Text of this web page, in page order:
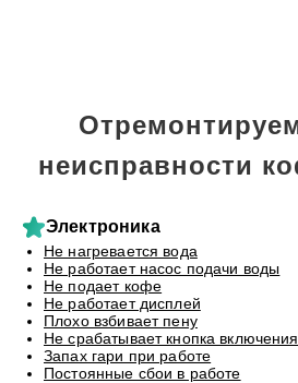
неисправности
Электроника
Не нагревается вода
Не работает насос подачи воды
Не подает кофе
Не работает дисплей
Плохо взбивает пену
Не срабатывает кнопка включения
Запах гари при работе
Постоянные сбои в работе